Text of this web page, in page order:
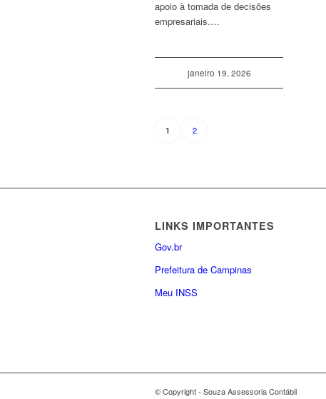
apoio à tomada de decisões
empresariais.…
janeiro 19, 2026
1 2
LINKS IMPORTANTES
Gov.br
Prefeitura de Campinas
Meu INSS
© Copyright - Souza Assessoria Contábil